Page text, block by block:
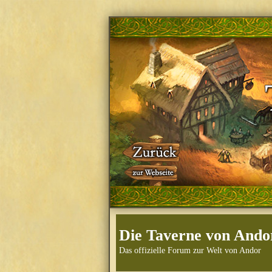
Die Taverne von
Das offizielle Forum zur Welt von Andor